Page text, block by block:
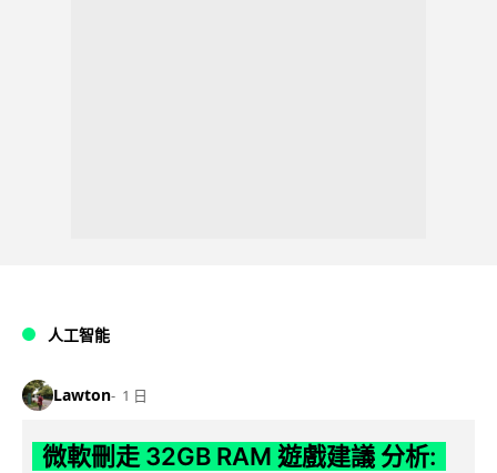
人工智能
Lawton 1 日
微軟刪走 32GB RAM 遊戲建議 分析: